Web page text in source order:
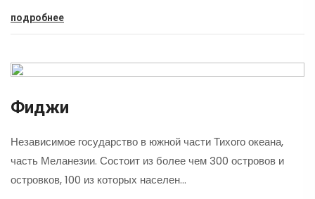
подробнее
Фиджи
Независимое государство в южной части Тихого океана,
часть Меланезии. Состоит из более чем 300 островов и
островков, 100 из которых населен…